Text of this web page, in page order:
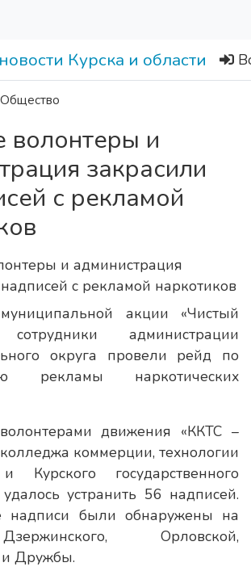
Общество
волонтеры и
закрасили
с рекламой
акции «Чистый
администрации
округа провели рейд по
рекламы наркотических
движения «ККТС –
коммерции, технологии
государственного
устранить 56 надписей.
надписи были обнаружены на
Орловской,
и Дружбы.